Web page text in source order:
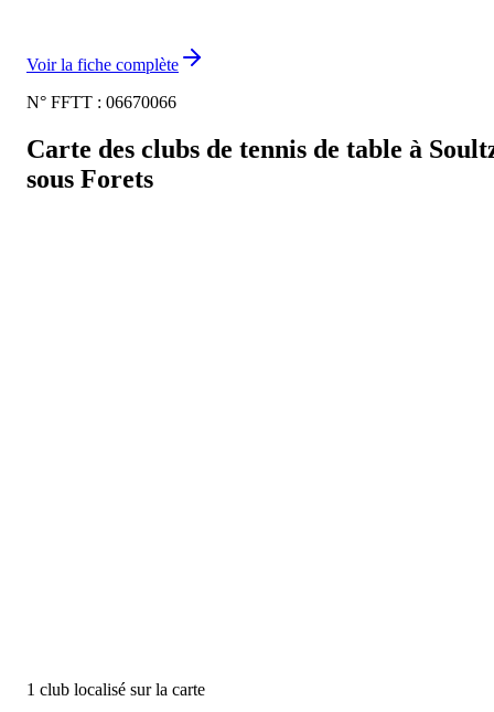
Voir la fiche complète
N° FFTT : 06670066
Carte des clubs de tennis de table à
sous Forets
1 club localisé sur la carte